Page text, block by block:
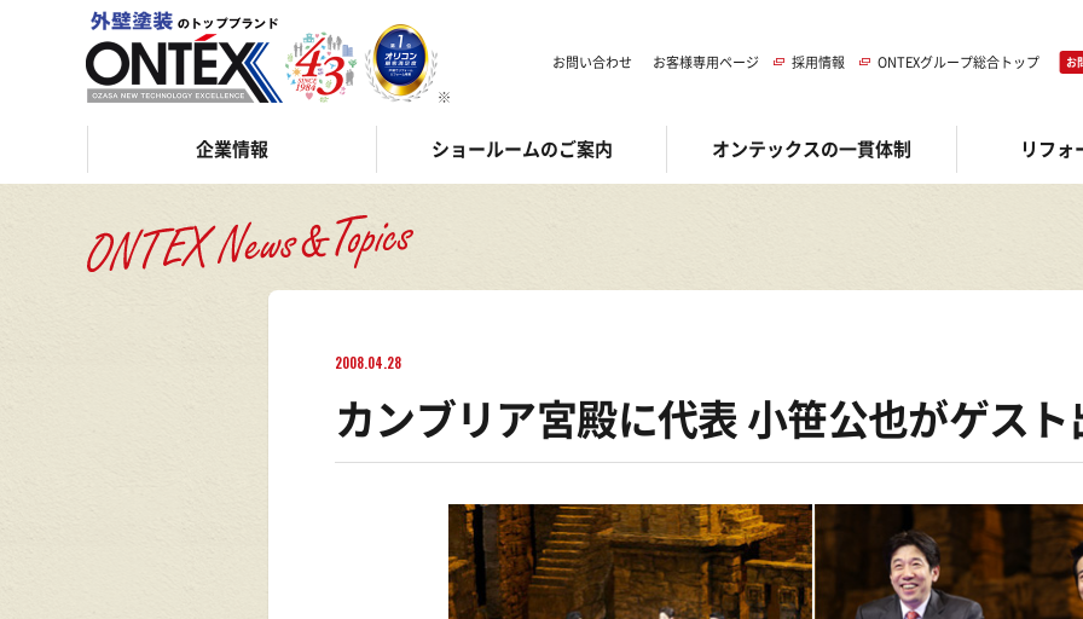
企業情報 ショールームのご案内 オンテックスの一貫体制 リフォ
お問い合わせ お客様専用ページ 採用情報 ONTEXグループ総合トップ お
2008.04.28
カンブリア宮殿に代表 小笹公也がゲスト